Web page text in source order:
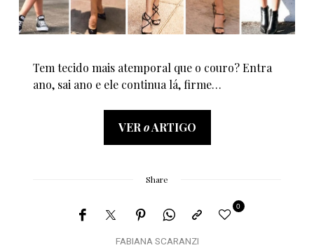
Tem tecido mais atemporal que o couro? Entra
ano, sai ano e ele continua lá, firme…
VER oARTIGO
Share
FABIANA SCARANZI
0